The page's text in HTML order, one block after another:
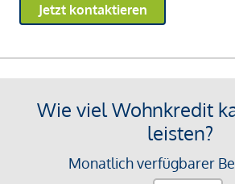
Jetzt kontaktieren
Wie viel Wohnkredit
leisten?
Monatlich verfügbarer